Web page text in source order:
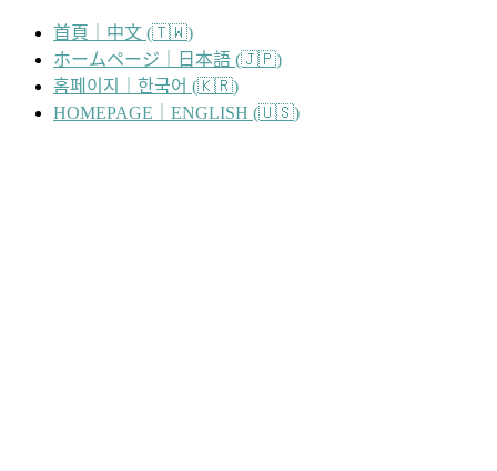
首頁｜中文 (🇹🇼)
ホームページ｜日本語 (🇯🇵)
홈페이지｜한국어 (🇰🇷)
HOMEPAGE｜ENGLISH (🇺🇸)